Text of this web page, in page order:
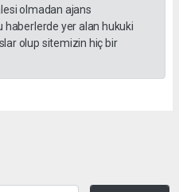
olmadan ajans
haberlerde yer alan hukuki
olup sitemizin hiç bir